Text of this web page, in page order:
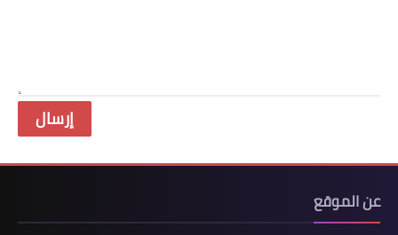
عن الموقع